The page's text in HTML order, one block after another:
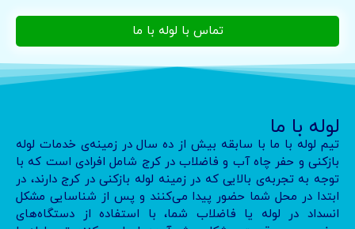
تماس با لوله با ما
لوله با ما
تیم لوله با ما با سابقه بیش از ده سال در زمینه‌ی خدمات لوله
بازکنی و حفر چاه آب و فاضلاب در کرج شامل افرادی است که با
توجه به تجربه‌ی بالایی که در زمینه لوله بازکنی در کرج دارند، در
ابتدا در محل شما حضور پیدا می‌کنند و پس از شناسایی مشکل
انسداد در لوله یا فاضلاب شما، با استفاده از دستگاه‌های